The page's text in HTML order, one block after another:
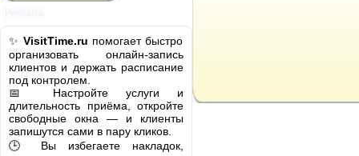
✨ VisitTime.ru помогает быстро
организовать онлайн-запись
клиентов и держать расписание
под контролем.
📅 Настройте услуги и
длительность приёма, откройте
свободные окна — и клиенты
запишутся сами в пару кликов.
🕒 Вы избегаете накладок,